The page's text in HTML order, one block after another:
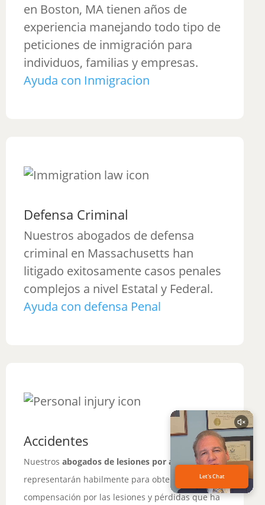
en Boston, MA tienen años de
experiencia manejando todo tipo de
peticiones de inmigración para
individuos, familias y empresas.
Ayuda con Inmigracion
Defensa Criminal
Nuestros abogados de defensa
criminal en Massachusetts han
litigado exitosamente casos penales
complejos a nivel Estatal y Federal.
Ayuda con defensa Penal
Accidentes
Nuestros abogados de lesiones por accidentesle
representarán habilmente para obtener óptima
compensación por las lesiones y pérdidas que ha